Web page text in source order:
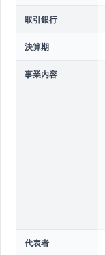
取引銀行
決算期
事業内容
代表者